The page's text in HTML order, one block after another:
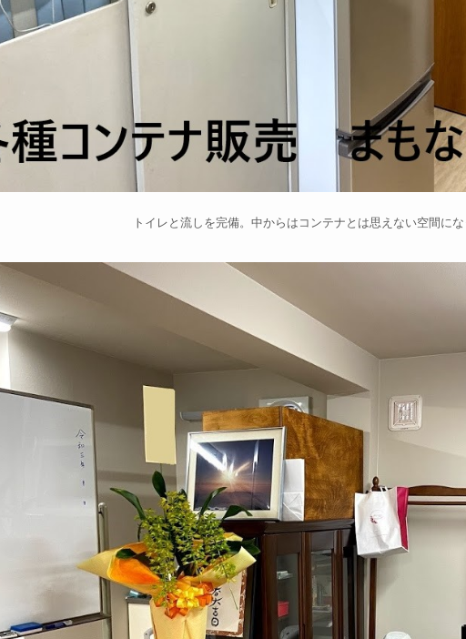
トイレと流しを完備。中からはコンテナとは思えない空間にな